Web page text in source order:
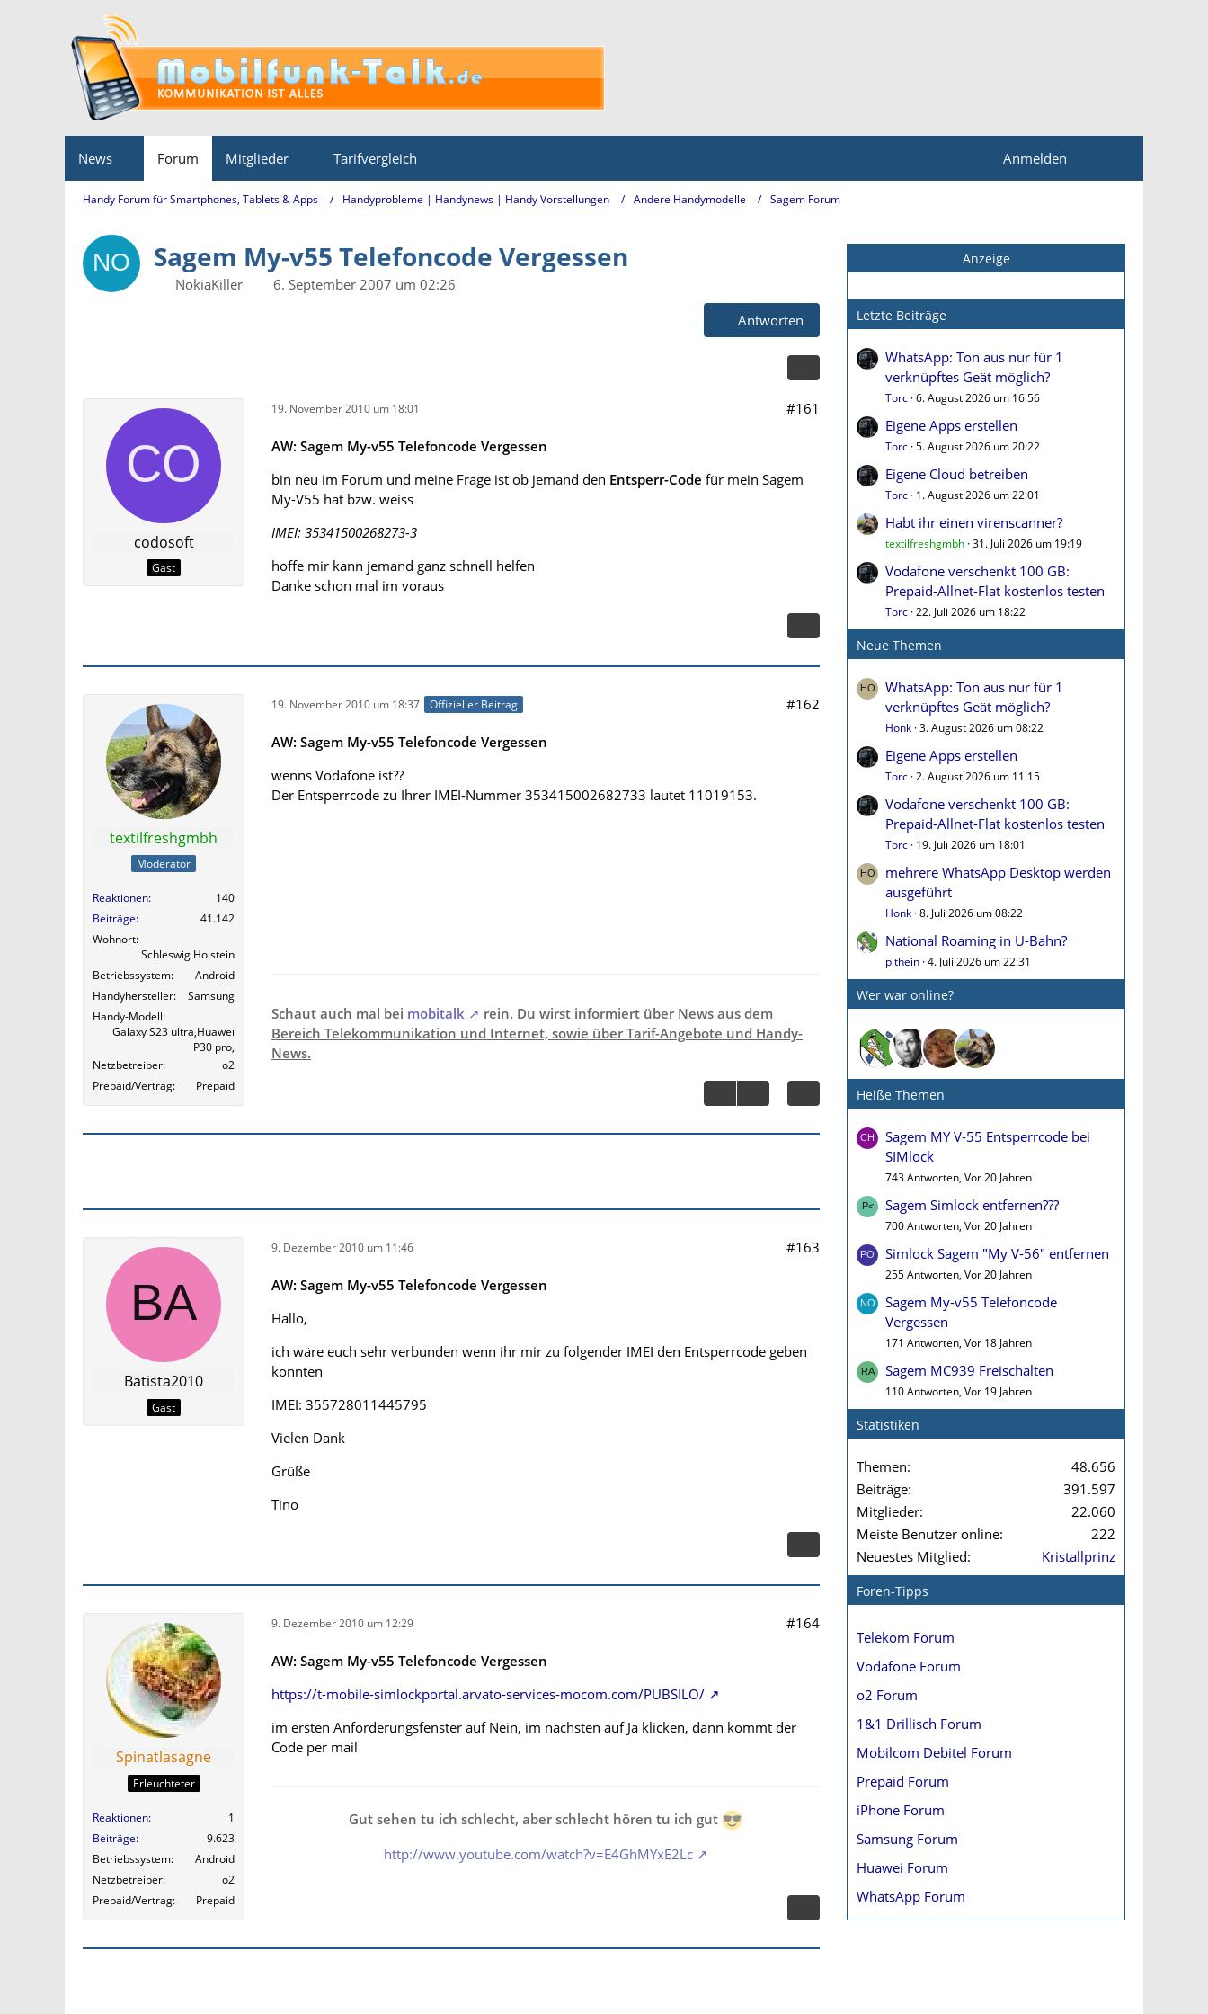
News Forum Mitglieder Tarifvergleich Anmelden
Handy Forum für Smartphones, Tablets & Apps Handyprobleme | Handynews | Handy Vorstellungen Andere Handymodelle Sagem Forum
Sagem My-v55 Telefoncode Vergessen
NokiaKiller
6. September 2007 um 02:26
Antworten
codosoft
Gast
19. November 2010 um 18:01 #161
AW: Sagem My-v55 Telefoncode Vergessen
bin neu im Forum und meine Frage ist ob jemand den Entsperr-Code für mein Sagem
My-V55 hat bzw. weiss
IMEI: 35341500268273-3
hoffe mir kann jemand ganz schnell helfen
Danke schon mal im voraus
textilfreshgmbh
Moderator
Reaktionen
140
Beiträge
41.142
Wohnort
Schleswig Holstein
Betriebssystem
Android
Handyhersteller
Samsung
Handy-Modell
Galaxy S23 ultra,Huawei
P30 pro,
Netzbetreiber
o2
Prepaid/Vertrag
Prepaid
19. November 2010 um 18:37 Offizieller Beitrag #162
AW: Sagem My-v55 Telefoncode Vergessen
wenns Vodafone ist??
Der Entsperrcode zu Ihrer IMEI-Nummer 353415002682733 lautet 11019153.
Schaut auch mal bei mobitalk
rein. Du wirst informiert über News aus dem
Bereich Telekommunikation und Internet, sowie über Tarif-Angebote und Handy-
News.
Batista2010
Gast
9. Dezember 2010 um 11:46 #163
AW: Sagem My-v55 Telefoncode Vergessen
Hallo,
ich wäre euch sehr verbunden wenn ihr mir zu folgender IMEI den Entsperrcode geben
könnten
IMEI: 355728011445795
Vielen Dank
Grüße
Tino
Spinatlasagne
Erleuchteter
Reaktionen
1
Beiträge
9.623
Betriebssystem
Android
Netzbetreiber
o2
Prepaid/Vertrag
Prepaid
9. Dezember 2010 um 12:29 #164
AW: Sagem My-v55 Telefoncode Vergessen
https://t-mobile-simlockportal.arvato-services-mocom.com/PUBSILO/
im ersten Anforderungsfenster auf Nein, im nächsten auf Ja klicken, dann kommt der
Code per mail
Gut sehen tu ich schlecht, aber schlecht hören tu ich gut
http://www.youtube.com/watch?v=E4GhMYxE2Lc
Anzeige
Letzte Beiträge
WhatsApp: Ton aus nur für 1
verknüpftes Geät möglich?
Torc 6. August 2026 um 16:56
Eigene Apps erstellen
Torc 5. August 2026 um 20:22
Eigene Cloud betreiben
Torc 1. August 2026 um 22:01
Habt ihr einen virenscanner?
textilfreshgmbh 31. Juli 2026 um 19:19
Vodafone verschenkt 100 GB:
Prepaid-Allnet-Flat kostenlos testen
Torc 22. Juli 2026 um 18:22
Neue Themen
WhatsApp: Ton aus nur für 1
verknüpftes Geät möglich?
Honk 3. August 2026 um 08:22
Eigene Apps erstellen
Torc 2. August 2026 um 11:15
Vodafone verschenkt 100 GB:
Prepaid-Allnet-Flat kostenlos testen
Torc 19. Juli 2026 um 18:01
mehrere WhatsApp Desktop werden
ausgeführt
Honk 8. Juli 2026 um 08:22
National Roaming in U-Bahn?
pithein 4. Juli 2026 um 22:31
Wer war online?
Heiße Themen
Sagem MY V-55 Entsperrcode bei
SIMlock
743 Antworten, Vor 20 Jahren
Sagem Simlock entfernen???
700 Antworten, Vor 20 Jahren
Simlock Sagem "My V-56" entfernen
255 Antworten, Vor 20 Jahren
Sagem My-v55 Telefoncode
Vergessen
171 Antworten, Vor 18 Jahren
Sagem MC939 Freischalten
110 Antworten, Vor 19 Jahren
Statistiken
Themen
48.656
Beiträge
391.597
Mitglieder
22.060
Meiste Benutzer online
222
Neuestes Mitglied
Kristallprinz
Foren-Tipps
Telekom Forum
Vodafone Forum
o2 Forum
1&1 Drillisch Forum
Mobilcom Debitel Forum
Prepaid Forum
iPhone Forum
Samsung Forum
Huawei Forum
WhatsApp Forum